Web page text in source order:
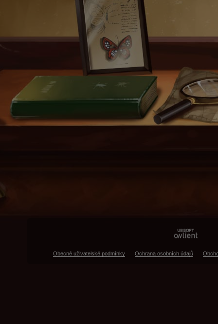
Obecné uživatelské podmínky Ochrana osobních údajů